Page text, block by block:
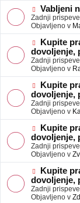
v
e
o
b
j
a
v
e
N
o
v
e
o
b
j
a
v
e
Vabljeni
Zadnji
Objavljeno v
N
o
v
e
o
b
a
v
e
Kupite
dovoljenje,
Zadnji
Objavljeno v
N
o
v
e
o
b
a
v
e
Kupite
dovoljenje,
Zadnji
Objavljeno v
N
o
v
e
o
b
a
v
e
Kupite
dovoljenje,
Zadnji
Objavljeno v
N
o
v
e
Kupite
dovoljenje,
Zadnji
Objavljeno v